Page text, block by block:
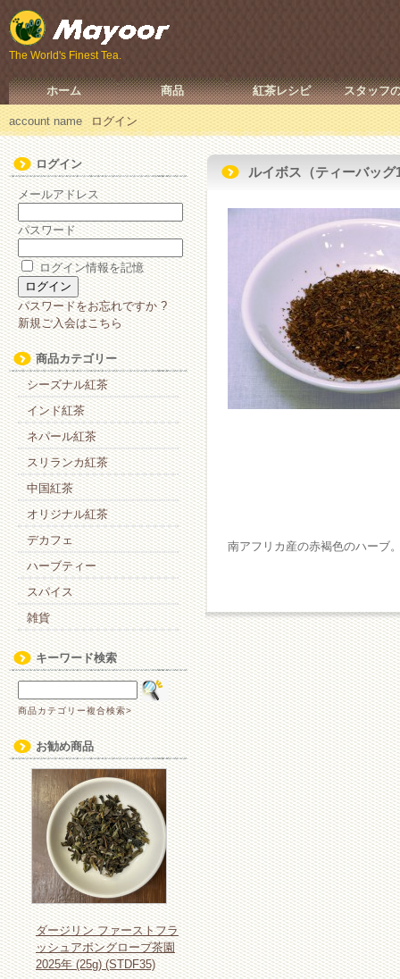
The World's Finest Tea.
ホーム 商品 紅茶レシピ スタッフ
account name ログイン
ルイボス（ティーバッグ
南アフリカ産の赤褐色のハーブ
ログイン
メールアドレス
パスワード
ログイン情報を記憶
パスワードをお忘れですか ?
新規ご入会はこちら
商品カテゴリー
シーズナル紅茶
インド紅茶
ネパール紅茶
スリランカ紅茶
中国紅茶
オリジナル紅茶
デカフェ
ハーブティー
スパイス
雑貨
キーワード検索
商品カテゴリー複合検索>
お勧め商品
ダージリン ファーストフラ
ッシュアボングローブ茶園
2025年 (25g) (STDF35)